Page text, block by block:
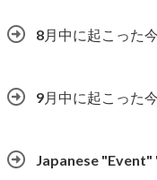
8月中に起こった
9月中に起こった
Japanese "Event"